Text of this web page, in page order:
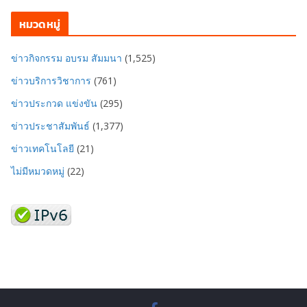
หมวดหมู่
ข่าวกิจกรรม อบรม สัมมนา (1,525)
ข่าวบริการวิชาการ (761)
ข่าวประกวด แข่งขัน (295)
ข่าวประชาสัมพันธ์ (1,377)
ข่าวเทคโนโลยี (21)
ไม่มีหมวดหมู่ (22)